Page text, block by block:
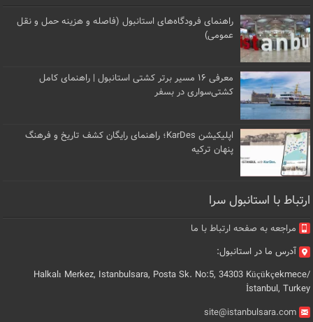
راهنمای فرودگاه‌های استانبول (فاصله و هزینه حمل و نقل
عمومی)
معرفی ۱۶ مسیر برتر کشتی استانبول | راهنمای کامل
کشتی‌سواری در بسفر
اپلیکیشن KarDes؛ راهنمای رایگان کشف تاریخ و فرهنگ
پنهان ترکیه
ارتباط با استانبول سرا
مراجعه به صفحه ارتباط با ما
آدرس ما در استانبول:
Halkalı Merkez, Istanbulsara, Posta Sk. No:5, 34303 Küçükçekmece/
İstanbul, Turkey
site@istanbulsara.com